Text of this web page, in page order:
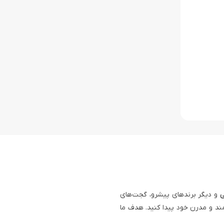
و دیگر برندهای پیشرو، گجت‌های
و مدرن خود پیدا کنید. هدف ما